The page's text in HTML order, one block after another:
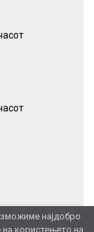
најдобро
користењето на